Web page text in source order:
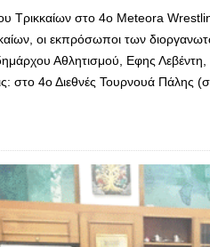
Τρικκαίων στο 4ο Meteora
οι εκπρόσωποι των
Αθλητισμού, Εφης
στο 4ο Διεθνές Τουρνουά Πάλης